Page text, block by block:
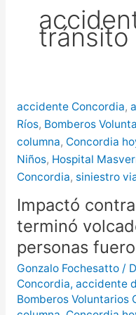
tránsito
accidente Concordia,
Ríos, Bomberos
columna, Concordia
Niños, Hospital
Concordia, siniestro
Impactó
terminó
personas
Gonzalo Fochesatto /
Concordia, accidente
Bomberos Voluntarios